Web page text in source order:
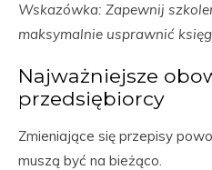
Wskazówka: Zapewnij
maksymalnie usprawnić
Najważniejsze
przedsiębiorcy
Zmieniające się przepisy
muszą być na bieżąco.